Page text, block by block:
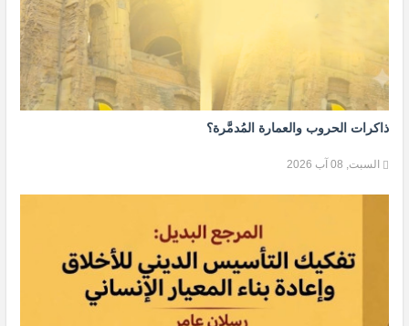
ذاكرات الحروب والعمارة المُدمَّرة؟
السبت, 08 آب 2026